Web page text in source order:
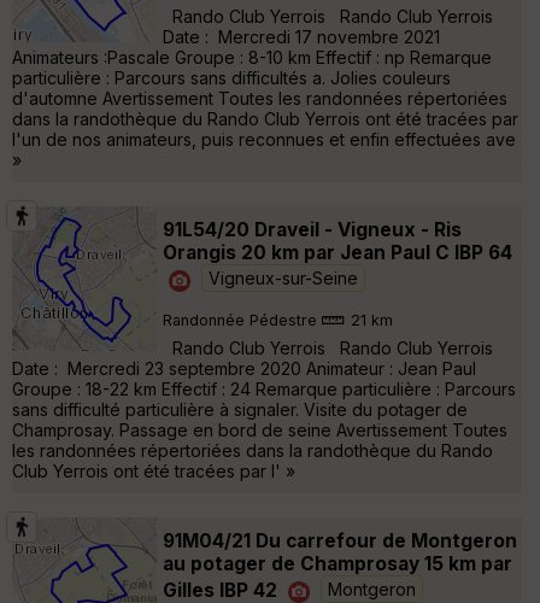
Rando Club Yerrois Rando Club Yerrois
Date : Mercredi 17 novembre 2021
Animateurs :Pascale Groupe : 8-10 km Effectif : np Remarque
particulière : Parcours sans difficultés a. Jolies couleurs
d'automne Avertissement Toutes les randonnées répertoriées
dans la randothèque du Rando Club Yerrois ont été tracées par
l'un de nos animateurs, puis reconnues et enfin effectuées ave
»
91L54/20 Draveil - Vigneux - Ris
Orangis 20 km par Jean Paul C IBP 64
Vigneux-sur-Seine
Randonnée Pédestre 21 km
Rando Club Yerrois Rando Club Yerrois
Date : Mercredi 23 septembre 2020 Animateur : Jean Paul
Groupe : 18-22 km Effectif : 24 Remarque particulière : Parcours
sans difficulté particulière à signaler. Visite du potager de
Champrosay. Passage en bord de seine Avertissement Toutes
les randonnées répertoriées dans la randothèque du Rando
Club Yerrois ont été tracées par l' »
91M04/21 Du carrefour de Montgeron
au potager de Champrosay 15 km par
Gilles IBP 42
Montgeron